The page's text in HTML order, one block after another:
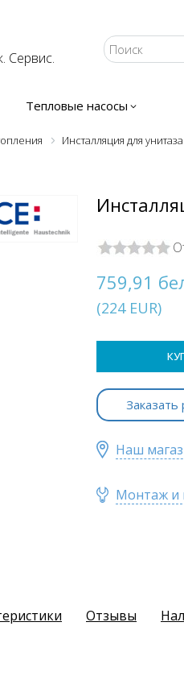
Сервис.
Тепловые насосы
Инсталляция для унитаза
759,91
(224 EUR)
Заказать
Наш
Монтаж и
Отзывы